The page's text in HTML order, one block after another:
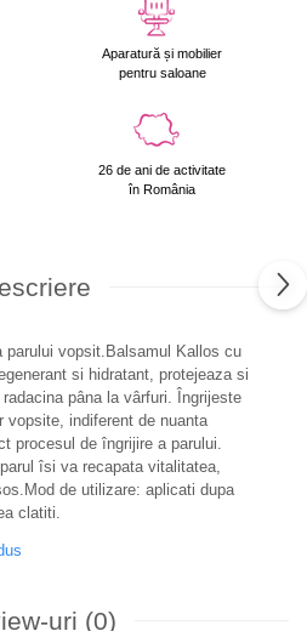
Aparatură și mobilier
pentru saloane
26 de ani de activitate
în România
parului vopsit.Balsamul Kallos cu
si hidratant, protejeaza si
pâna la vârfuri. Îngrijeste
vopsite, indiferent de nuanta
procesul de îngrijire a parului.
îsi va recapata vitalitatea,
de utilizare: aplicati dupa
clatiti.
uri (0)